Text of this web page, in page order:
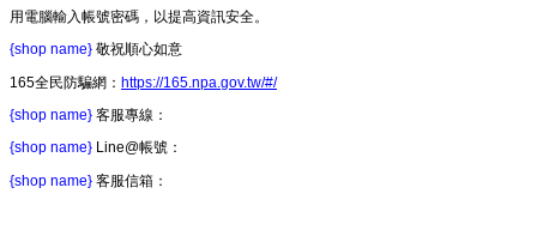
用電腦輸入帳號密碼，以提高資訊安全。
{shop name} 敬祝順心如意
165全民防騙網： https://165.npa.gov.tw/#/
{shop name} 客服專線：
{shop name} Line@帳號：
{shop name} 客服信箱：